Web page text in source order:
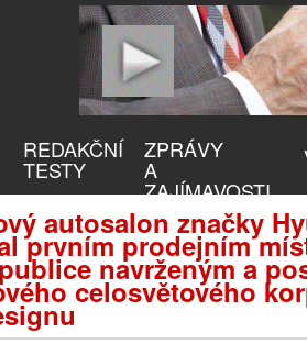
REDAKČNÍ
TESTY
ZPRÁVY
A
ZAJÍMAVOSTI
autosalon značky
prvním prodejním
navrženým a
celosvětového